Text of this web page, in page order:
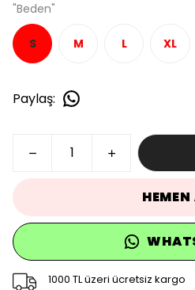
"Beden"
S M L XL
Paylaş:
HEMEN
1000 TL üzeri ücretsiz kargo